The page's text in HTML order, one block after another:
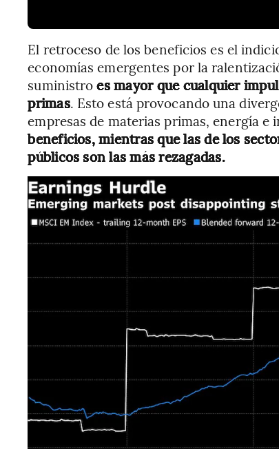
El retroceso de los beneficios es el
economías emergentes por la
suministroes mayor que cualquier
primas. Esto está provocando una
empresas de materias primas, energía e
beneficios, mientras que las de los
públicos son las más rezagadas.